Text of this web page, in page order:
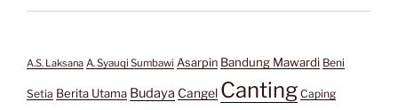
A.S. Laksana A. Syauqi Sumbawi Asarpin Bandung Mawardi Beni
Setia Berita Utama Budaya Cangel Canting Caping